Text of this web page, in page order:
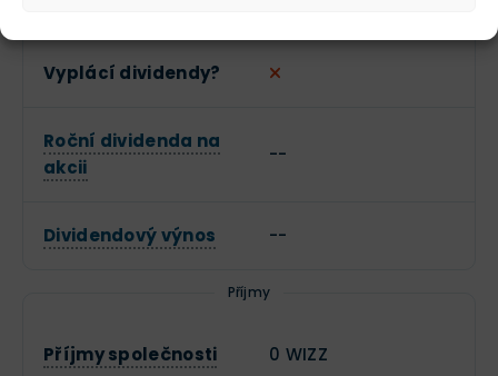
Vyplácí dividendy?
Roční dividenda na
akcii
--
Dividendový výnos --
Příjmy
Příjmy společnosti 0 WIZZ